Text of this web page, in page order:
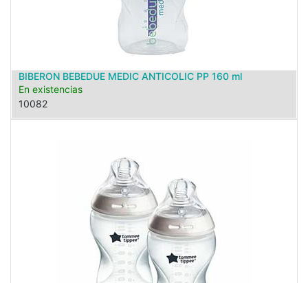
BIBERON BEBEDUE MEDIC ANTICOLIC PP 160 ml
En existencias
10082